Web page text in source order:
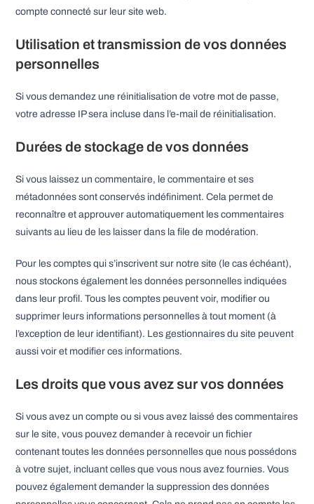
compte connecté sur leur site web.
Utilisation et transmission de vos données
personnelles
Si vous demandez une réinitialisation de votre mot de passe,
votre adresse IP sera incluse dans l’e-mail de réinitialisation.
Durées de stockage de vos données
Si vous laissez un commentaire, le commentaire et ses
métadonnées sont conservés indéfiniment. Cela permet de
reconnaître et approuver automatiquement les commentaires
suivants au lieu de les laisser dans la file de modération.
Pour les comptes qui s’inscrivent sur notre site (le cas échéant),
nous stockons également les données personnelles indiquées
dans leur profil. Tous les comptes peuvent voir, modifier ou
supprimer leurs informations personnelles à tout moment (à
l’exception de leur identifiant). Les gestionnaires du site peuvent
aussi voir et modifier ces informations.
Les droits que vous avez sur vos données
Si vous avez un compte ou si vous avez laissé des commentaires
sur le site, vous pouvez demander à recevoir un fichier
contenant toutes les données personnelles que nous possédons
à votre sujet, incluant celles que vous nous avez fournies. Vous
pouvez également demander la suppression des données